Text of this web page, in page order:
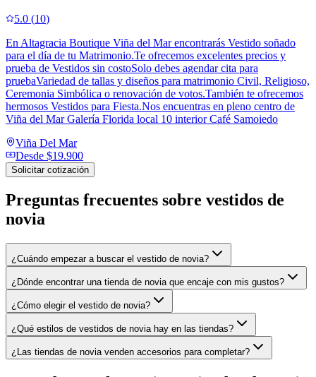
5.0 (10)
En Altagracia Boutique Viña del Mar encontrarás Vestido soñado
para el día de tu Matrimonio.Te ofrecemos excelentes precios y
prueba de Vestidos sin costoSolo debes agendar cita para
pruebaVariedad de tallas y diseños para matrimonio Civil, Religioso,
Ceremonia Simbólica o renovación de votos.También te ofrecemos
hermosos Vestidos para Fiesta.Nos encuentras en pleno centro de
Viña del Mar Galería Florida local 10 interior Café Samoiedo
Viña Del Mar
Desde $19.900
Solicitar cotización
Preguntas frecuentes sobre vestidos de
novia
¿Cuándo empezar a buscar el vestido de novia?
¿Dónde encontrar una tienda de novia que encaje con mis gustos?
¿Cómo elegir el vestido de novia?
¿Qué estilos de vestidos de novia hay en las tiendas?
¿Las tiendas de novia venden accesorios para completar?